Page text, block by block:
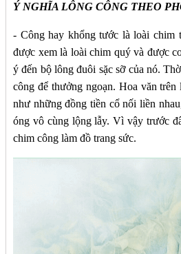
Ý NGHĨA LÔNG CÔNG THEO
- Công hay khổng tước là loài chim
được xem là loài chim quý và được
ý đến bộ lông đuôi sặc sỡ của nó.
công để thưởng ngoạn. Hoa văn
như những đồng tiền cổ nối liền
óng vô cùng lộng lẫy. Vì vậy trước
chim công làm đồ trang sức.